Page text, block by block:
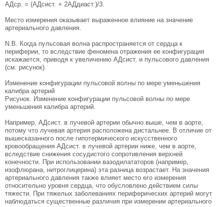
АДср. = (АДсист. + 2АДдиаст.)/3.
Место измерения оказывает выраженное влияние на значение
артериального давления.
N.B. Когда пульсовая волна распространяется от сердца к
периферии, то вследствие феномена отражения ее конфигурация
искажается, приводя к увеличению АДсист. и пульсового давления
(см. рисунок).
Изменение конфигурации пульсовой волны по мере уменьшения
калибра артерий
Рисунок. Изменение конфигурации пульсовой волны по мере
уменьшения калибра артерий.
Например, АДсист. в лучевой артерии обычно выше, чем в аорте,
потому что лучевая артерия расположена дистальнее. В отличие от
вышесказанного после гипотермического искусственного
кровообращения АДсист. в лучевой артерии ниже, чем в аорте,
вследствие снижения сосудистого сопротивления верхней
конечности. При использовании вазодилататоров (например,
изофлюрана, нитроглицерина) эта разница возрастает. На значения
артериального давления также влияет место его измерения
относительно уровня сердца, что обусловлено действием силы
тяжести. При тяжелых заболеваниях периферических артерий могут
наблюдаться существенные различия при измерении артериального